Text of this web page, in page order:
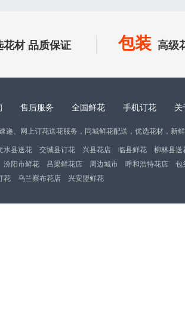
花材 品质保证 包装 高级
售后服务 全国鲜花 手机订花 关
递、网上订花送花服务，同城鲜花配送，优选花材，新
水县送花 交城县订花 兴县花店 临县鲜花
柳林县送
汾阳市鲜花 吕梁鲜花店 周边城市 呼和浩特花店
包
花 乌兰察布花店 兴安盟鲜花